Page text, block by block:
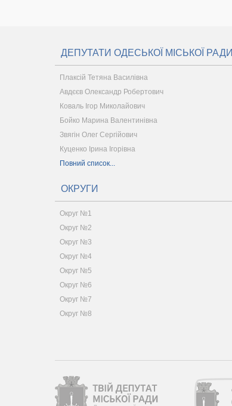
ДЕПУТАТИ ОДЕСЬКОЇ МІСЬКОЇ РАДИ
Плаксій Тетяна Василівна
Авдєєв Олександр Робертович
Коваль Ігор Миколайович
Бойко Марина Валентинівна
Звягін Олег Сергійович
Куценко Ірина Ігорівна
Повний список...
ОКРУГИ
Округ №1
Округ №2
Округ №3
Округ №4
Округ №5
Округ №6
Округ №7
Округ №8